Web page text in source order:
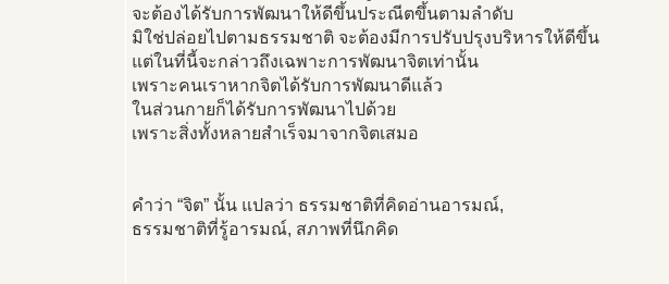
จะต้องได้รับการพัฒนาให้ดีขึ้นประณีตขึ้นตามลำดับ
มิใช่ปล่อยไปตามธรรมชาติ จะต้องมีการปรับปรุงบริหารให้ดีขึ้น
แต่ในที่นี้จะกล่าวถึงเฉพาะการพัฒนาจิตเท่านั้น
เพราะคนเราหากจิตได้รับการพัฒนาดีแล้ว
ในส่วนกายก็ได้รับการพัฒนาไปด้วย
เพราะสิ่งทั้งหลายสำเร็จมาจากจิตเสมอ
คำว่า “จิต” นั้น แปลว่า ธรรมชาติที่คิดอ่านอารมณ์,
ธรรมชาติที่รู้อารมณ์, สภาพที่นึกคิด